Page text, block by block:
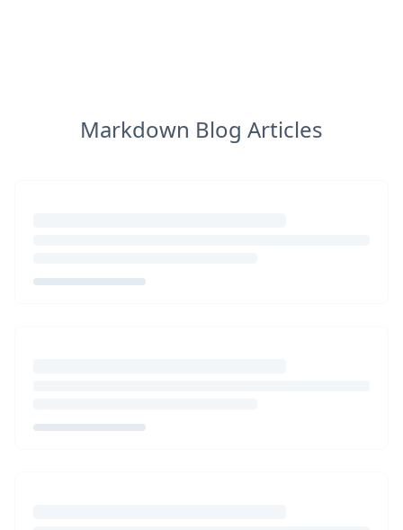
Markdown Blog Articles